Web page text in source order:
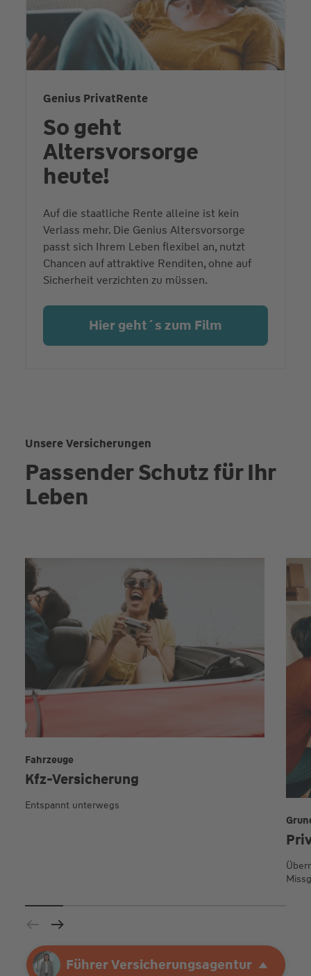
Ihre AgenturFührer Versicherungsagentur
Führer Versicherungsagentur
Genius PrivatRente
So geht
Altersvorsorge
heute!
Auf die staatliche Rente alleine ist kein
Verlass mehr. Die Genius Altersvorsorge
passt sich Ihrem Leben flexibel an, nutzt
Chancen auf attraktive Renditen, ohne auf
Sicherheit verzichten zu müssen.
Hier geht´s zum Film
Unsere Versicherungen
Passender Schutz für Ihr
Leben
Kfz-Versicherung
Fahrzeuge
Entspannt unterwegs